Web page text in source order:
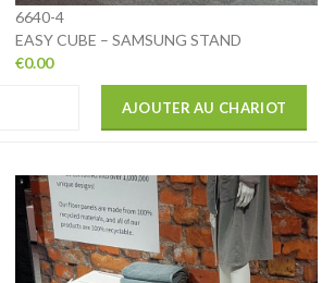
6640-4
EASY CUBE – SAMSUNG STAND
€0.00
AJOUTER AU CHARIOT